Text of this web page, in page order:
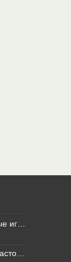
В подарок: Настольные игры для Ваших британских друзей
Простые и быстрые настольные игры